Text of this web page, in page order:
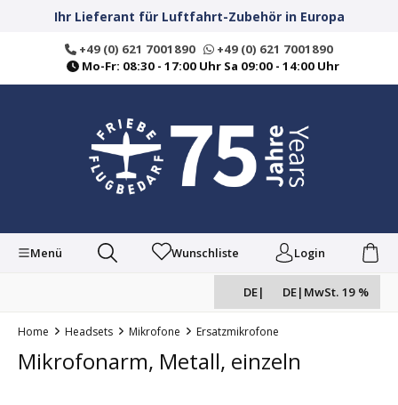
springenIhr Lieferant für Luftfahrt-Zubehör in Europa
+49 (0) 621 7001890
+49 (0) 621 7001890
Mo-Fr: 08:30 - 17:00 Uhr Sa 09:00 - 14:00 Uhr
Menü Wunschliste Login
DE| DE| MwSt. 19 %
Home Headsets Mikrofone Ersatzmikrofone
Mikrofonarm, Metall, einzeln